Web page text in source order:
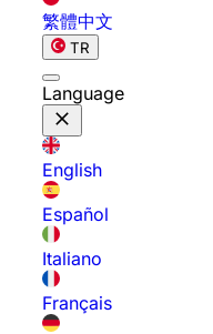
繁體中文
TR
Language
English
Español
Italiano
Français